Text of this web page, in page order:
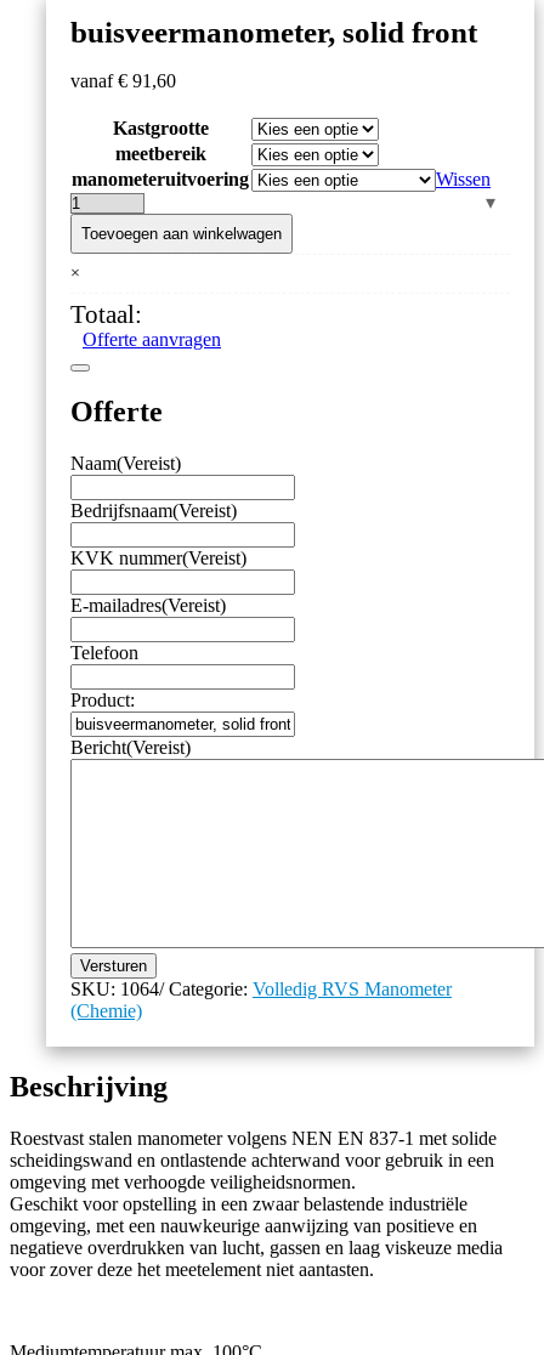
buisveermanometer, solid front
vanaf € 91,60
Kastgrootte
meetbereik
manometeruitvoering
Wissen
buisveermanometer,
solid
front
aantal
Toevoegen aan winkelwagen
×
Totaal:
Offerte aanvragen
Offerte
Naam(Vereist)
Bedrijfsnaam(Vereist)
KVK nummer(Vereist)
E-mailadres(Vereist)
Telefoon
Product:
Bericht(Vereist)
Versturen
SKU: 1064/ Categorie: Volledig RVS Manometer
(Chemie)
Beschrijving
Roestvast stalen manometer volgens NEN EN 837-1 met solide
scheidingswand en ontlastende achterwand voor gebruik in een
omgeving met verhoogde veiligheidsnormen.
Geschikt voor opstelling in een zwaar belastende industriële
omgeving, met een nauwkeurige aanwijzing van positieve en
negatieve overdrukken van lucht, gassen en laag viskeuze media
voor zover deze het meetelement niet aantasten.